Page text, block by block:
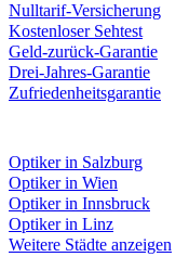
Nulltarif-Versicherung
Kostenloser Sehtest
Geld-zurück-Garantie
Drei-Jahres-Garantie
Zufriedenheitsgarantie
Optiker in Salzburg
Optiker in Wien
Optiker in Innsbruck
Optiker in Linz
Weitere Städte anzeigen